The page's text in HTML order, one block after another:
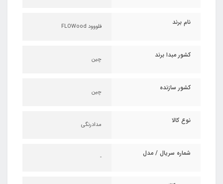
نام برند فلووود FLOWood
کشور مبدا برند چین
کشور سازنده چین
نوع کالا مدادرنگی
شماره سریال / مدل -